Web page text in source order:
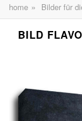
home » Bilder für
BILD